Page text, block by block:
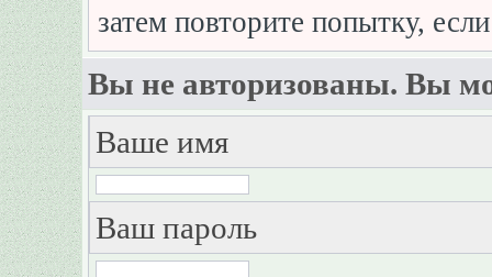
затем повторите попытку,
Вы не авторизованы. Вы
Ваше имя
Ваш пароль